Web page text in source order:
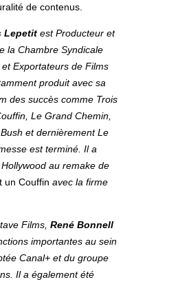
de contenus.
Lepetit est Producteur et
la Chambre Syndicale
Exportateurs de Films
produit avec sa
des succès comme Trois
Le Grand Chemin,
et dernièrement Le
est terminé. Il a
au remake de
un Couffin avec la firme
Films, René Bonnell
importantes au sein
Canal+ et du groupe
Il a également été